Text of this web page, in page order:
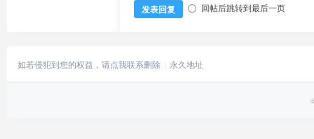
发表回复 回帖后跳转到最后一页
如若侵犯到您的权益，请点我联系删除 永久地址